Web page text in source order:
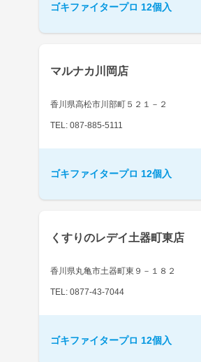
ゴキファイタープロ 12個入
マルナカ川岡店
香川県高松市川部町５２１－２
TEL: 087-885-5111
ゴキファイタープロ 12個入
くすりのレデイ土器町東店
香川県丸亀市土器町東９－１８２
TEL: 0877-43-7044
ゴキファイタープロ 12個入